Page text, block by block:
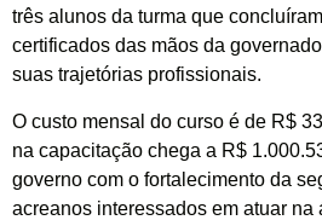
três alunos da turma que
certificados das mãos da
suas trajetórias profissionais.
O custo mensal do curso é de R$
na capacitação chega a R$
governo com o fortalecimento da
acreanos interessados em atuar na